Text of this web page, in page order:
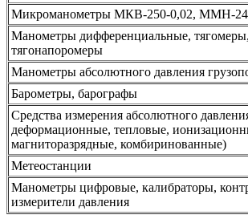
Микроманометры МКВ-250-0,02, ММН-
Манометры дифференциальные,
тягонапоромеры
Манометры абсолютного давления
Барометры, барографы
Средства измерения абсолютного
деформационные, тепловые,
магниторазрядные, комбиринованные)
Метеостанции
Манометры цифровые, калибраторы,
измерители давления